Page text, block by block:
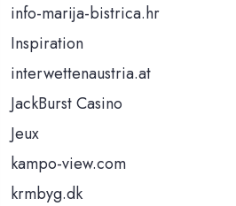
info-marija-bistrica.hr
Inspiration
interwettenaustria.at
JackBurst Casino
Jeux
kampo-view.com
krmbyg.dk